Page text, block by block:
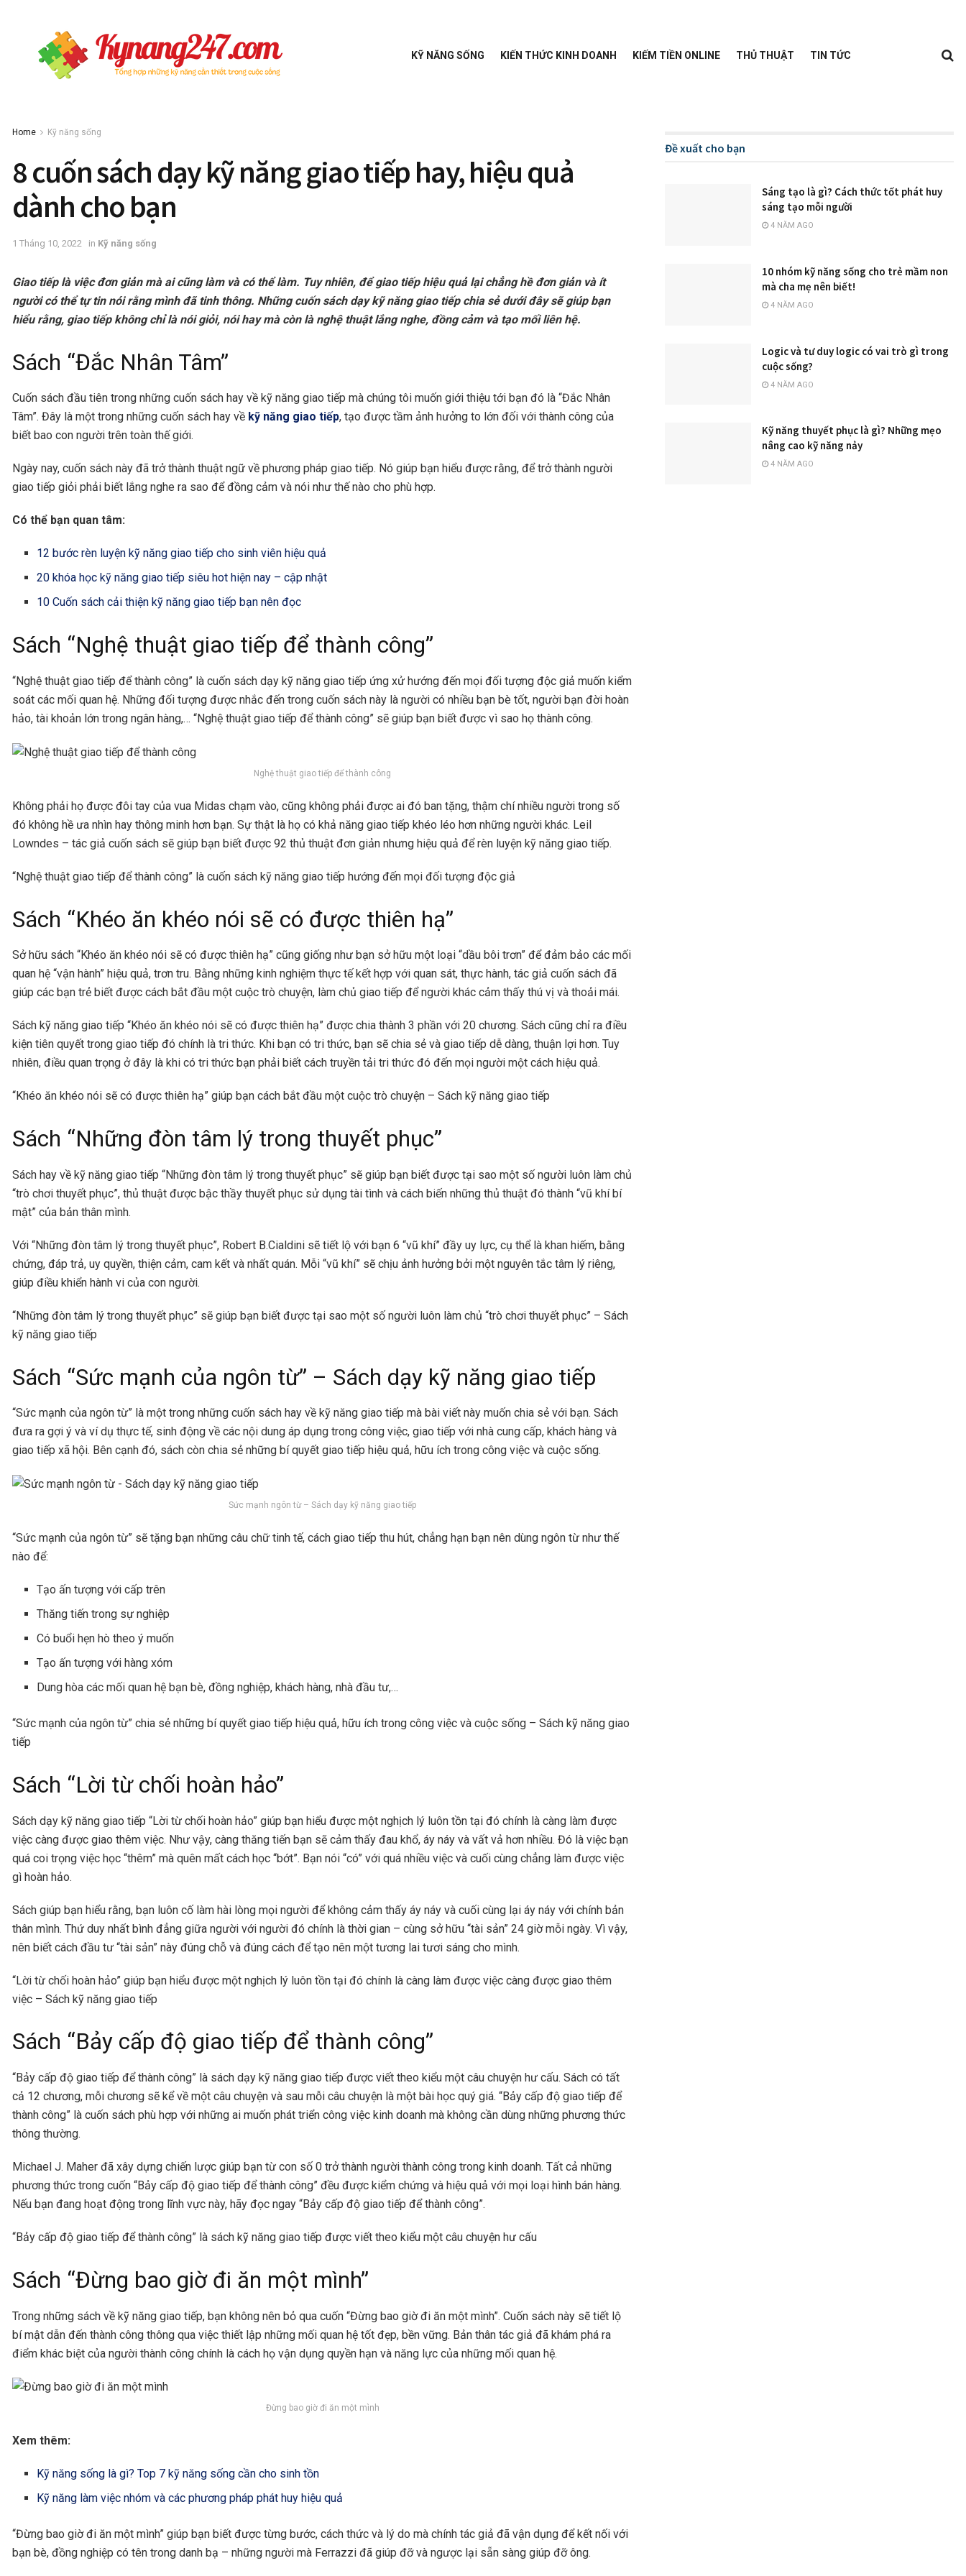
KỸ NĂNG SỐNG KIẾN THỨC KINH DOANH KIẾM TIỀN ONLINE THỦ THUẬT TIN TỨC
Home Kỹ năng sống
8 cuốn sách dạy kỹ năng giao tiếp hay, hiệu quả
dành cho bạn
1 Tháng 10, 2022 in Kỹ năng sống
Giao tiếp là việc đơn giản mà ai cũng làm và có thể làm. Tuy nhiên, để giao tiếp hiệu quả lại chẳng hề đơn giản và ít
người có thể tự tin nói rằng mình đã tinh thông. Những cuốn sách dạy kỹ năng giao tiếp chia sẻ dưới đây sẽ giúp bạn
hiểu rằng, giao tiếp không chỉ là nói giỏi, nói hay mà còn là nghệ thuật lắng nghe, đồng cảm và tạo mối liên hệ.
Sách “Đắc Nhân Tâm”
Cuốn sách đầu tiên trong những cuốn sách hay về kỹ năng giao tiếp mà chúng tôi muốn giới thiệu tới bạn đó là “Đắc Nhân
Tâm”. Đây là một trong những cuốn sách hay về kỹ năng giao tiếp, tạo được tầm ảnh hưởng to lớn đối với thành công của
biết bao con người trên toàn thế giới.
Ngày nay, cuốn sách này đã trở thành thuật ngữ về phương pháp giao tiếp. Nó giúp bạn hiểu được rằng, để trở thành người
giao tiếp giỏi phải biết lắng nghe ra sao để đồng cảm và nói như thế nào cho phù hợp.
Có thể bạn quan tâm:
12 bước rèn luyện kỹ năng giao tiếp cho sinh viên hiệu quả
20 khóa học kỹ năng giao tiếp siêu hot hiện nay – cập nhật
10 Cuốn sách cải thiện kỹ năng giao tiếp bạn nên đọc
Sách “Nghệ thuật giao tiếp để thành công”
“Nghệ thuật giao tiếp để thành công” là cuốn sách dạy kỹ năng giao tiếp ứng xử hướng đến mọi đối tượng độc giả muốn kiểm
soát các mối quan hệ. Những đối tượng được nhắc đến trong cuốn sách này là người có nhiều bạn bè tốt, người bạn đời hoàn
hảo, tài khoản lớn trong ngân hàng,… “Nghệ thuật giao tiếp để thành công” sẽ giúp bạn biết được vì sao họ thành công.
Nghệ thuật giao tiếp để thành công
Không phải họ được đôi tay của vua Midas chạm vào, cũng không phải được ai đó ban tặng, thậm chí nhiều người trong số
đó không hề ưa nhìn hay thông minh hơn bạn. Sự thật là họ có khả năng giao tiếp khéo léo hơn những người khác. Leil
Lowndes – tác giả cuốn sách sẽ giúp bạn biết được 92 thủ thuật đơn giản nhưng hiệu quả để rèn luyện kỹ năng giao tiếp.
“Nghệ thuật giao tiếp để thành công” là cuốn sách kỹ năng giao tiếp hướng đến mọi đối tượng độc giả
Sách “Khéo ăn khéo nói sẽ có được thiên hạ”
Sở hữu sách “Khéo ăn khéo nói sẽ có được thiên hạ” cũng giống như bạn sở hữu một loại “dầu bôi trơn” để đảm bảo các mối
quan hệ “vận hành” hiệu quả, trơn tru. Bằng những kinh nghiệm thực tế kết hợp với quan sát, thực hành, tác giả cuốn sách đã
giúp các bạn trẻ biết được cách bắt đầu một cuộc trò chuyện, làm chủ giao tiếp để người khác cảm thấy thú vị và thoải mái.
Sách kỹ năng giao tiếp “Khéo ăn khéo nói sẽ có được thiên hạ” được chia thành 3 phần với 20 chương. Sách cũng chỉ ra điều
kiện tiên quyết trong giao tiếp đó chính là tri thức. Khi bạn có tri thức, bạn sẽ chia sẻ và giao tiếp dễ dàng, thuận lợi hơn. Tuy
nhiên, điều quan trọng ở đây là khi có tri thức bạn phải biết cách truyền tải tri thức đó đến mọi người một cách hiệu quả.
“Khéo ăn khéo nói sẽ có được thiên hạ” giúp bạn cách bắt đầu một cuộc trò chuyện – Sách kỹ năng giao tiếp
Sách “Những đòn tâm lý trong thuyết phục”
Sách hay về kỹ năng giao tiếp “Những đòn tâm lý trong thuyết phục” sẽ giúp bạn biết được tại sao một số người luôn làm chủ
“trò chơi thuyết phục”, thủ thuật được bậc thầy thuyết phục sử dụng tài tình và cách biến những thủ thuật đó thành “vũ khí bí
mật” của bản thân mình.
Với “Những đòn tâm lý trong thuyết phục”, Robert B.Cialdini sẽ tiết lộ với bạn 6 “vũ khí” đầy uy lực, cụ thể là khan hiếm, bằng
chứng, đáp trả, uy quyền, thiện cảm, cam kết và nhất quán. Mỗi “vũ khí” sẽ chịu ảnh hưởng bởi một nguyên tắc tâm lý riêng,
giúp điều khiển hành vi của con người.
“Những đòn tâm lý trong thuyết phục” sẽ giúp bạn biết được tại sao một số người luôn làm chủ “trò chơi thuyết phục” – Sách
kỹ năng giao tiếp
Sách “Sức mạnh của ngôn từ” – Sách dạy kỹ năng giao tiếp
“Sức mạnh của ngôn từ” là một trong những cuốn sách hay về kỹ năng giao tiếp mà bài viết này muốn chia sẻ với bạn. Sách
đưa ra gợi ý và ví dụ thực tế, sinh động về các nội dung áp dụng trong công việc, giao tiếp với nhà cung cấp, khách hàng và
giao tiếp xã hội. Bên cạnh đó, sách còn chia sẻ những bí quyết giao tiếp hiệu quả, hữu ích trong công việc và cuộc sống.
Sức mạnh ngôn từ – Sách dạy kỹ năng giao tiếp
“Sức mạnh của ngôn từ” sẽ tặng bạn những câu chữ tinh tế, cách giao tiếp thu hút, chẳng hạn bạn nên dùng ngôn từ như thế
nào để:
Tạo ấn tượng với cấp trên
Thăng tiến trong sự nghiệp
Có buổi hẹn hò theo ý muốn
Tạo ấn tượng với hàng xóm
Dung hòa các mối quan hệ bạn bè, đồng nghiệp, khách hàng, nhà đầu tư,…
“Sức mạnh của ngôn từ” chia sẻ những bí quyết giao tiếp hiệu quả, hữu ích trong công việc và cuộc sống – Sách kỹ năng giao
tiếp
Sách “Lời từ chối hoàn hảo”
Sách dạy kỹ năng giao tiếp “Lời từ chối hoàn hảo” giúp bạn hiểu được một nghịch lý luôn tồn tại đó chính là càng làm được
việc càng được giao thêm việc. Như vậy, càng thăng tiến bạn sẽ cảm thấy đau khổ, áy náy và vất vả hơn nhiều. Đó là việc bạn
quá coi trọng việc học “thêm” mà quên mất cách học “bớt”. Bạn nói “có” với quá nhiều việc và cuối cùng chẳng làm được việc
gì hoàn hảo.
Sách giúp bạn hiểu rằng, bạn luôn cố làm hài lòng mọi người để không cảm thấy áy náy và cuối cùng lại áy náy với chính bản
thân mình. Thứ duy nhất bình đẳng giữa người với người đó chính là thời gian – cùng sở hữu “tài sản” 24 giờ mỗi ngày. Vì vậy,
nên biết cách đầu tư “tài sản” này đúng chỗ và đúng cách để tạo nên một tương lai tươi sáng cho mình.
“Lời từ chối hoàn hảo” giúp bạn hiểu được một nghịch lý luôn tồn tại đó chính là càng làm được việc càng được giao thêm
việc – Sách kỹ năng giao tiếp
Sách “Bảy cấp độ giao tiếp để thành công”
“Bảy cấp độ giao tiếp để thành công” là sách dạy kỹ năng giao tiếp được viết theo kiểu một câu chuyện hư cấu. Sách có tất
cả 12 chương, mỗi chương sẽ kể về một câu chuyện và sau mỗi câu chuyện là một bài học quý giá. “Bảy cấp độ giao tiếp để
thành công” là cuốn sách phù hợp với những ai muốn phát triển công việc kinh doanh mà không cần dùng những phương thức
thông thường.
Michael J. Maher đã xây dựng chiến lược giúp bạn từ con số 0 trở thành người thành công trong kinh doanh. Tất cả những
phương thức trong cuốn “Bảy cấp độ giao tiếp để thành công” đều được kiểm chứng và hiệu quả với mọi loại hình bán hàng.
Nếu bạn đang hoạt động trong lĩnh vực này, hãy đọc ngay “Bảy cấp độ giao tiếp để thành công”.
“Bảy cấp độ giao tiếp để thành công” là sách kỹ năng giao tiếp được viết theo kiểu một câu chuyện hư cấu
Sách “Đừng bao giờ đi ăn một mình”
Trong những sách về kỹ năng giao tiếp, bạn không nên bỏ qua cuốn “Đừng bao giờ đi ăn một mình”. Cuốn sách này sẽ tiết lộ
bí mật dẫn đến thành công thông qua việc thiết lập những mối quan hệ tốt đẹp, bền vững. Bản thân tác giả đã khám phá ra
điểm khác biệt của người thành công chính là cách họ vận dụng quyền hạn và năng lực của những mối quan hệ.
Đừng bao giờ đi ăn một mình
Xem thêm:
Kỹ năng sống là gì? Top 7 kỹ năng sống cần cho sinh tồn
Kỹ năng làm việc nhóm và các phương pháp phát huy hiệu quả
“Đừng bao giờ đi ăn một mình” giúp bạn biết được từng bước, cách thức và lý do mà chính tác giả đã vận dụng để kết nối với
bạn bè, đồng nghiệp có tên trong danh bạ – những người mà Ferrazzi đã giúp đỡ và ngược lại sẵn sàng giúp đỡ ông.
Đề xuất cho bạn
Sáng tạo là gì? Cách thức tốt phát huy
sáng tạo mỗi người
4 NĂM AGO
10 nhóm kỹ năng sống cho trẻ mầm non
mà cha mẹ nên biết!
4 NĂM AGO
Logic và tư duy logic có vai trò gì trong
cuộc sống?
4 NĂM AGO
Kỹ năng thuyết phục là gì? Những mẹo
nâng cao kỹ năng nảy
4 NĂM AGO